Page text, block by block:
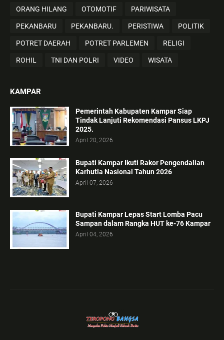
ORANG HILANG OTOMOTIF PARIWISATA
PEKANBARU PEKANBARU. PERISTIWA POLITIK
POTRET DAERAH POTRET PARLEMEN RELIGI
ROHIL TNI DAN POLRI VIDEO WISATA
KAMPAR
Pemerintah Kabupaten Kampar Siap
Tindak Lanjuti Rekomendasi Pansus LKPJ
2025.
April 20, 2026
Bupati Kampar Ikuti Rakor Pengendalian
Karhutla Nasional Tahun 2026
April 07, 2026
Bupati Kampar Lepas Start Lomba Pacu
Sampan dalam Rangka HUT ke-76 Kampar
April 04, 2026